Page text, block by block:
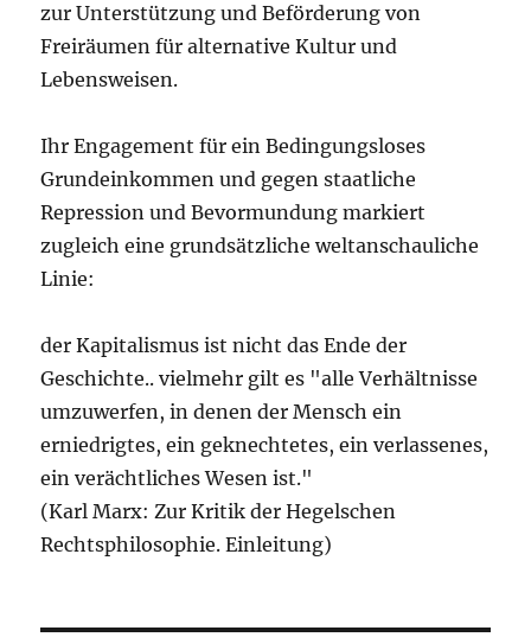
zur Unterstützung und Beförderung von
Freiräumen für alternative Kultur und
Lebensweisen.
Ihr Engagement für ein Bedingungsloses
Grundeinkommen und gegen staatliche
Repression und Bevormundung markiert
zugleich eine grundsätzliche weltanschauliche
Linie:
der Kapitalismus ist nicht das Ende der
Geschichte.. vielmehr gilt es "alle Verhältnisse
umzuwerfen, in denen der Mensch ein
erniedrigtes, ein geknechtetes, ein verlassenes,
ein verächtliches Wesen ist."
(Karl Marx: Zur Kritik der Hegelschen
Rechtsphilosophie. Einleitung)